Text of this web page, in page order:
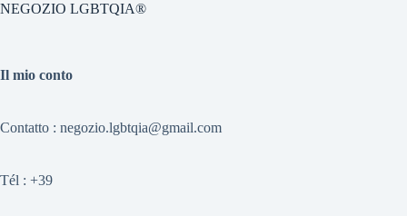
NEGOZIO LGBTQIA®
Il mio conto
Contatto : negozio.lgbtqia@gmail.com
Tél : +39